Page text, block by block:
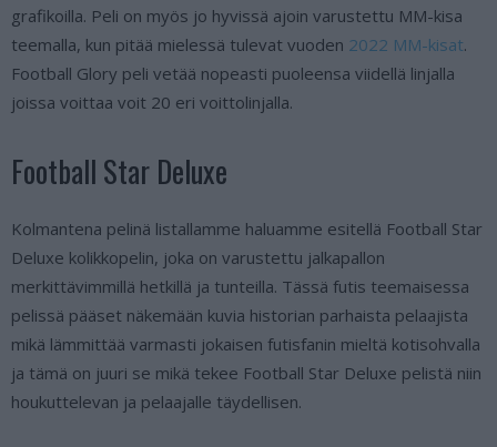
grafikoilla. Peli on myös jo hyvissä ajoin varustettu MM-kisa
teemalla, kun pitää mielessä tulevat vuoden 2022 MM-kisat.
Football Glory peli vetää nopeasti puoleensa viidellä linjalla
joissa voittaa voit 20 eri voittolinjalla.
Football Star Deluxe
Kolmantena pelinä listallamme haluamme esitellä Football Star
Deluxe kolikkopelin, joka on varustettu jalkapallon
merkittävimmillä hetkillä ja tunteilla. Tässä futis teemaisessa
pelissä pääset näkemään kuvia historian parhaista pelaajista
mikä lämmittää varmasti jokaisen futisfanin mieltä kotisohvalla
ja tämä on juuri se mikä tekee Football Star Deluxe pelistä niin
houkuttelevan ja pelaajalle täydellisen.